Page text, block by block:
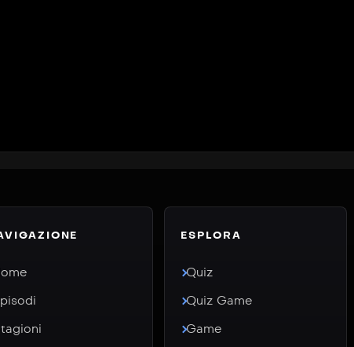
ESPLORA
Quiz
Quiz Game
Game